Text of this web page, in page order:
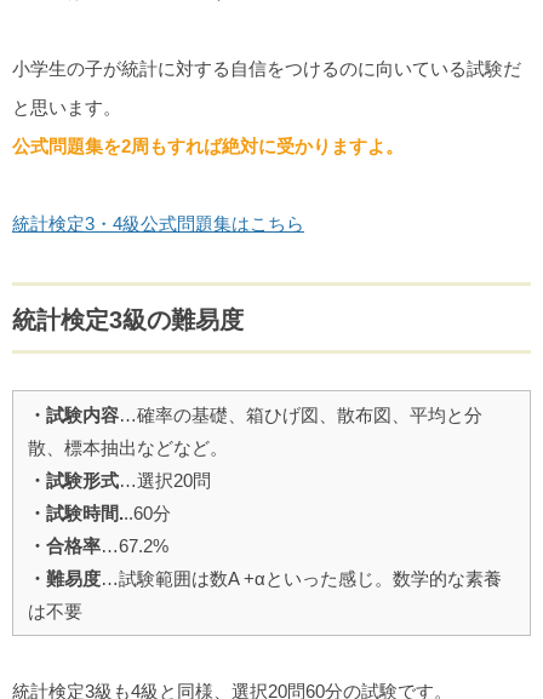
小学生の子が統計に対する自信をつけるのに向いている試験だ
と思います。
公式問題集を2周もすれば絶対に受かりますよ。
統計検定3・4級公式問題集はこちら
統計検定3級の難易度
・試験内容…確率の基礎、箱ひげ図、散布図、平均と分
散、標本抽出などなど。
・試験形式…選択20問
・試験時間...60分
・合格率…67.2%
・難易度…試験範囲は数A +αといった感じ。数学的な素養
は不要
統計検定3級も4級と同様、選択20問60分の試験です。